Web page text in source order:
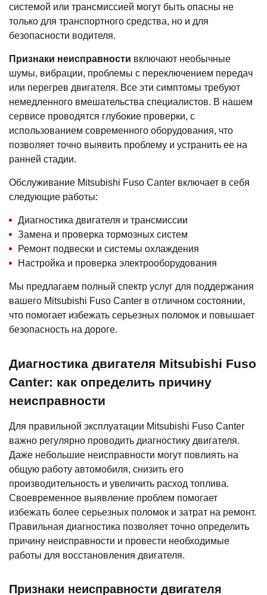
системой или трансмиссией могут быть опасны не
только для транспортного средства, но и для
безопасности водителя.
Признаки неисправности включают необычные
шумы, вибрации, проблемы с переключением передач
или перегрев двигателя. Все эти симптомы требуют
немедленного вмешательства специалистов. В нашем
сервисе проводятся глубокие проверки, с
использованием современного оборудования, что
позволяет точно выявить проблему и устранить ее на
ранней стадии.
Обслуживание Mitsubishi Fuso Canter включает в себя
следующие работы:
Диагностика двигателя и трансмиссии
Замена и проверка тормозных систем
Ремонт подвески и системы охлаждения
Настройка и проверка электрооборудования
Мы предлагаем полный спектр услуг для поддержания
вашего Mitsubishi Fuso Canter в отличном состоянии,
что помогает избежать серьезных поломок и повышает
безопасность на дороге.
Диагностика двигателя Mitsubishi Fuso
Canter: как определить причину
неисправности
Для правильной эксплуатации Mitsubishi Fuso Canter
важно регулярно проводить диагностику двигателя.
Даже небольшие неисправности могут повлиять на
общую работу автомобиля, снизить его
производительность и увеличить расход топлива.
Своевременное выявление проблем помогает
избежать более серьезных поломок и затрат на ремонт.
Правильная диагностика позволяет точно определить
причину неисправности и провести необходимые
работы для восстановления двигателя.
Признаки неисправности двигателя